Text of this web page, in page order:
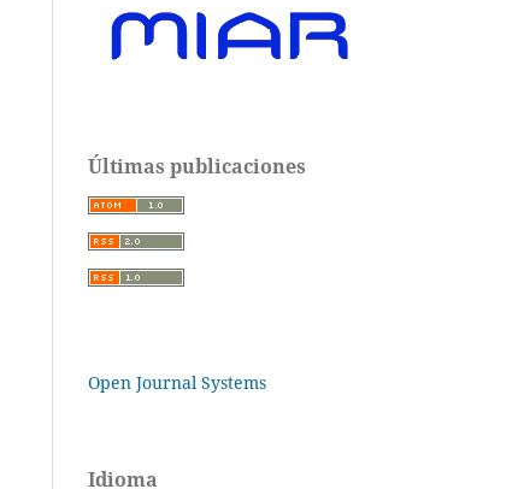
Últimas publicaciones
Open Journal Systems
Idioma